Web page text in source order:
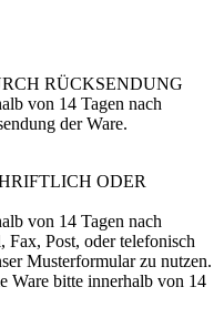
RÜCKSENDUNG
von 14 Tagen nach
der Ware.
ODER
von 14 Tagen nach
Post, oder telefonisch
Musterformular zu nutzen.
Ware bitte innerhalb von 14